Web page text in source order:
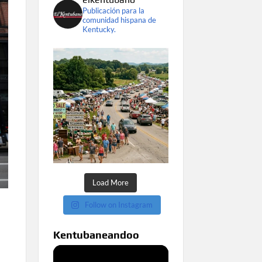
Publicación para la
comunidad hispana de
Kentucky.
Load More
Follow on Instagram
Kentubaneandoo